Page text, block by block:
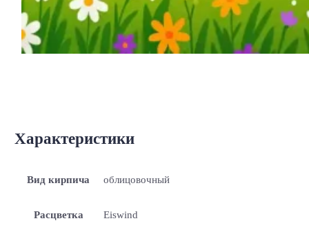
Характеристики
Вид кирпича облицовочный
Расцветка Eiswind